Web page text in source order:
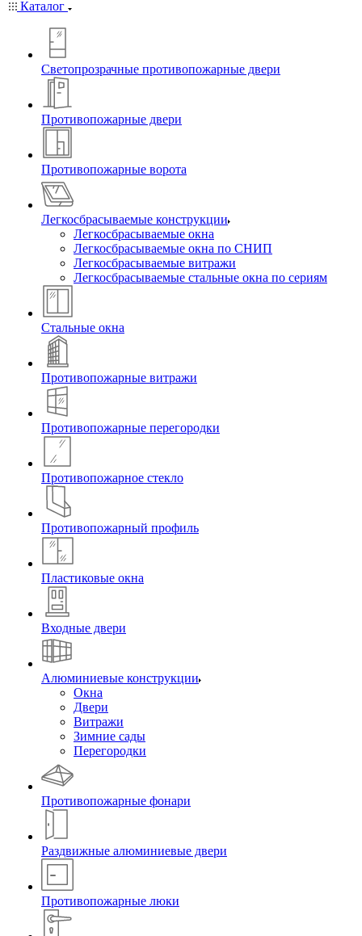
Каталог
Светопрозрачные противопожарные двери
Противопожарные двери
Противопожарные ворота
Легкосбрасываемые конструкции
Легкосбрасываемые окна
Легкосбрасываемые окна по СНИП
Легкосбрасываемые витражи
Легкосбрасываемые стальные окна по сериям
Стальные окна
Противопожарные витражи
Противопожарные перегородки
Противопожарное стекло
Противопожарный профиль
Пластиковые окна
Входные двери
Алюминиевые конструкции
Окна
Двери
Витражи
Зимние сады
Перегородки
Противопожарные фонари
Раздвижные алюминиевые двери
Противопожарные люки